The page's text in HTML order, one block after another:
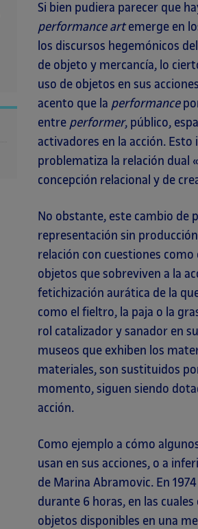
Si bien pudiera parecer que
performance artemerge en
los discursos hegemónicos
de objeto y mercancía, lo
uso de objetos en sus
acento que la performance
entre performer, público,
activadores en la acción.
problematiza la relación dual
concepción relacional y de
No obstante, este cambio de
representación sin
relación con cuestiones
objetos que sobreviven a la
fetichización aurática de la
como el fieltro, la paja o la
rol catalizador y sanador en
museos que exhiben los
materiales, son sustituidos
momento, siguen siendo
acción.
Como ejemplo a cómo
usan en sus acciones, o a
de Marina Abramovic. En
durante 6 horas, en las
objetos disponibles en una